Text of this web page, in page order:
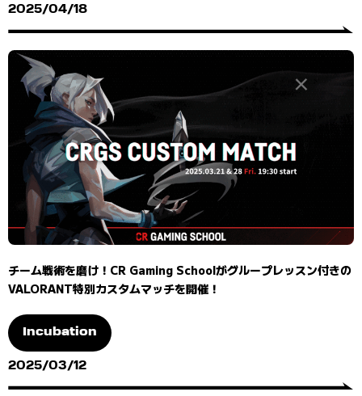
2025/04/18
チーム戦術を磨け！CR Gaming Schoolがグループレッスン付きの
VALORANT特別カスタムマッチを開催！
Incubation
2025/03/12